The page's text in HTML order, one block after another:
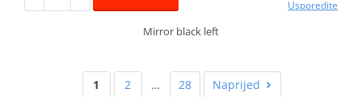
Usporedite
Mirror black left
1 2 … 28 Naprijed